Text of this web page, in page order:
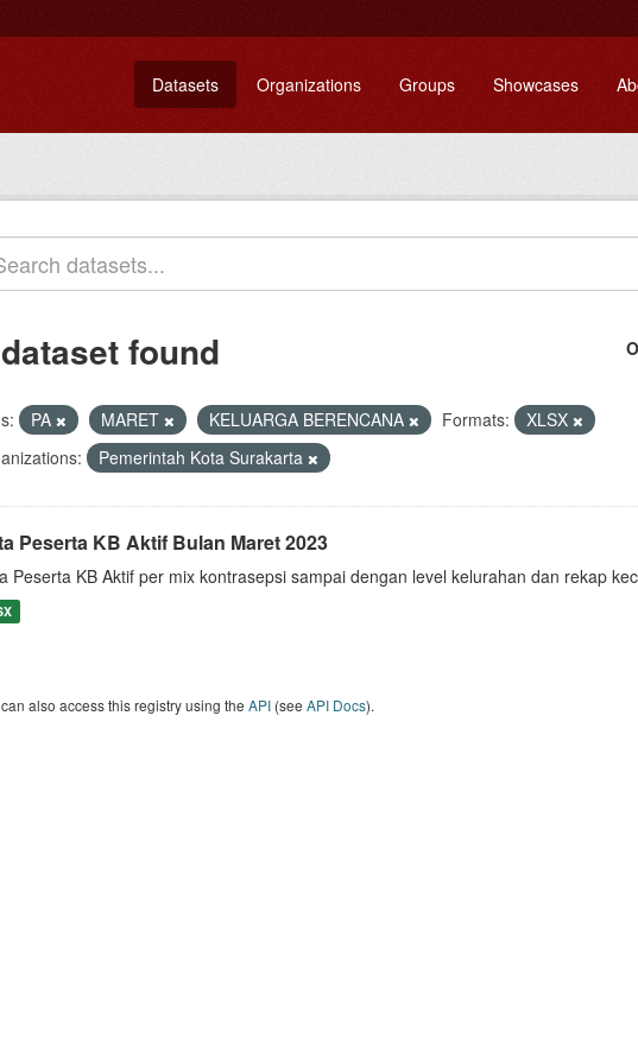
Datasets Organizations Groups Showcases
found
PA MARET KELUARGA BERENCANA Formats:
XLSX
Pemerintah Kota Surakarta
Peserta KB Aktif Bulan Maret 2023
Peserta KB Aktif per mix kontrasepsi sampai dengan level kelurahan dan rekap
also access this registry using the API (see API Docs).